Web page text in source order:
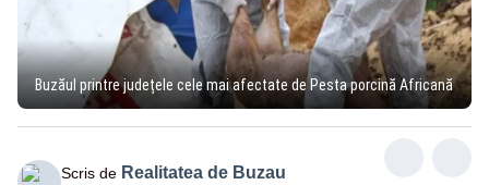
Buzăul printre județele cele mai afectate de Pesta porcină Africană
Scris de Realitatea de Buzau